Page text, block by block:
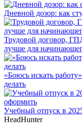
Дневной дозор: как
Трудовой договор,
лучше для
«Боюсь искать
делать
Учебный отпуск в
HeadHunter